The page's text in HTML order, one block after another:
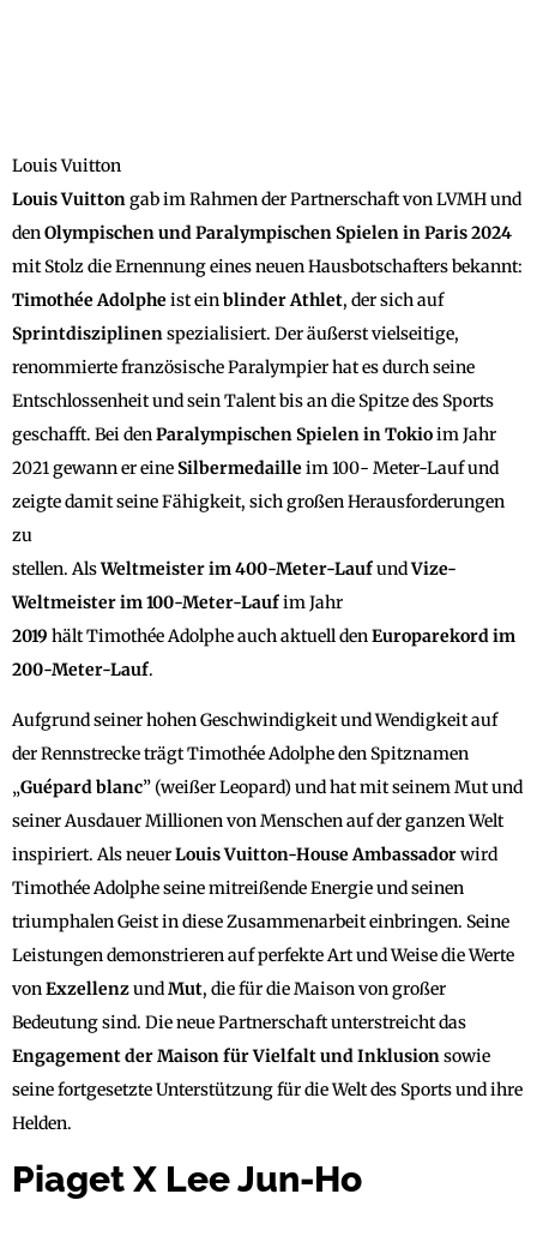
Louis Vuitton
LouisVuittongab im Rahmen der Partnerschaft von LVMH und
denOlympischen und Paralympischen Spielen in Paris 2024
mit Stolz die Ernennung eines neuen Hausbotschafters bekannt:
Timothée Adolphe ist einblinderAthlet, der sich auf
Sprintdisziplinenspezialisiert. Der äußerst vielseitige,
renommierte französische Paralympier hat es durch seine
Entschlossenheit und sein Talent bis an die Spitze des Sports
geschafft. Bei denParalympischen Spielen in Tokioim Jahr
2021 gewann er eineSilbermedaille im 100- Meter-Lauf und
zeigte damit seine Fähigkeit, sich großen Herausforderungen
zu
stellen. AlsWeltmeister im 400-Meter-LaufundVize-
Weltmeister im 100-Meter-Laufim Jahr
2019 hält Timothée Adolphe auch aktuell denEuroparekord im
200-Meter-Lauf.
Aufgrund seiner hohen Geschwindigkeit und Wendigkeit auf
der Rennstrecke trägt Timothée Adolphe den Spitznamen
„Guépard blanc” (weißer Leopard) und hat mit seinem Mut und
seiner Ausdauer Millionen von Menschen auf der ganzen Welt
inspiriert. Als neuerLouis Vuitton-House Ambassadorwird
Timothée Adolphe seine mitreißende Energie und seinen
triumphalen Geist in diese Zusammenarbeit einbringen. Seine
Leistungen demonstrieren auf perfekte Art und Weise die Werte
vonExzellenzundMut, die für die Maison von großer
Bedeutung sind. Die neue Partnerschaft unterstreicht das
Engagement der Maison für Vielfalt undInklusionsowie
seine fortgesetzte Unterstützung für die Welt des Sports und ihre
Helden.
Piaget X Lee Jun-Ho